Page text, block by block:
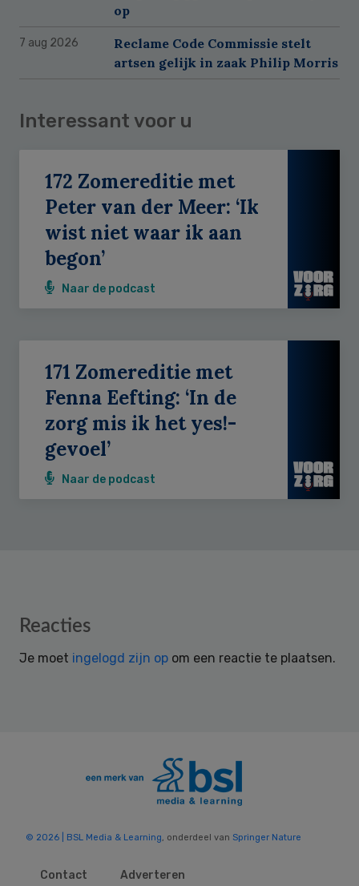
op
7 aug 2026
Reclame Code Commissie stelt
artsen gelijk in zaak Philip Morris
Interessant voor u
172 Zomereditie met
Peter van der Meer: ‘Ik
wist niet waar ik aan
begon’
Naar de podcast
171 Zomereditie met
Fenna Eefting: ‘In de
zorg mis ik het yes!-
gevoel’
Naar de podcast
Reader
Reacties
Je moet ingelogd zijn op om een reactie te plaatsen.
© 2026 | BSL Media & Learning, onderdeel van Springer Nature
Contact Adverteren